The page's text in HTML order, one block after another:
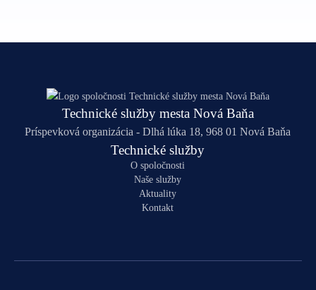
Technické služby mesta Nová Baňa
Príspevková organizácia - Dlhá lúka 18, 968 01 Nová Baňa
Technické služby
O spoločnosti
Naše služby
Aktuality
Kontakt